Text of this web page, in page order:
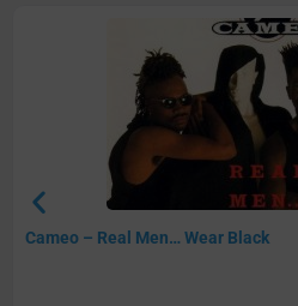
Cameo – Real Men… Wear Black